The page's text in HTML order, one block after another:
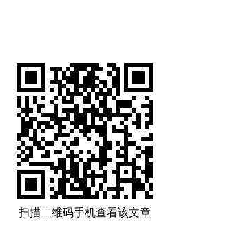
扫描二维码手机查看该文章